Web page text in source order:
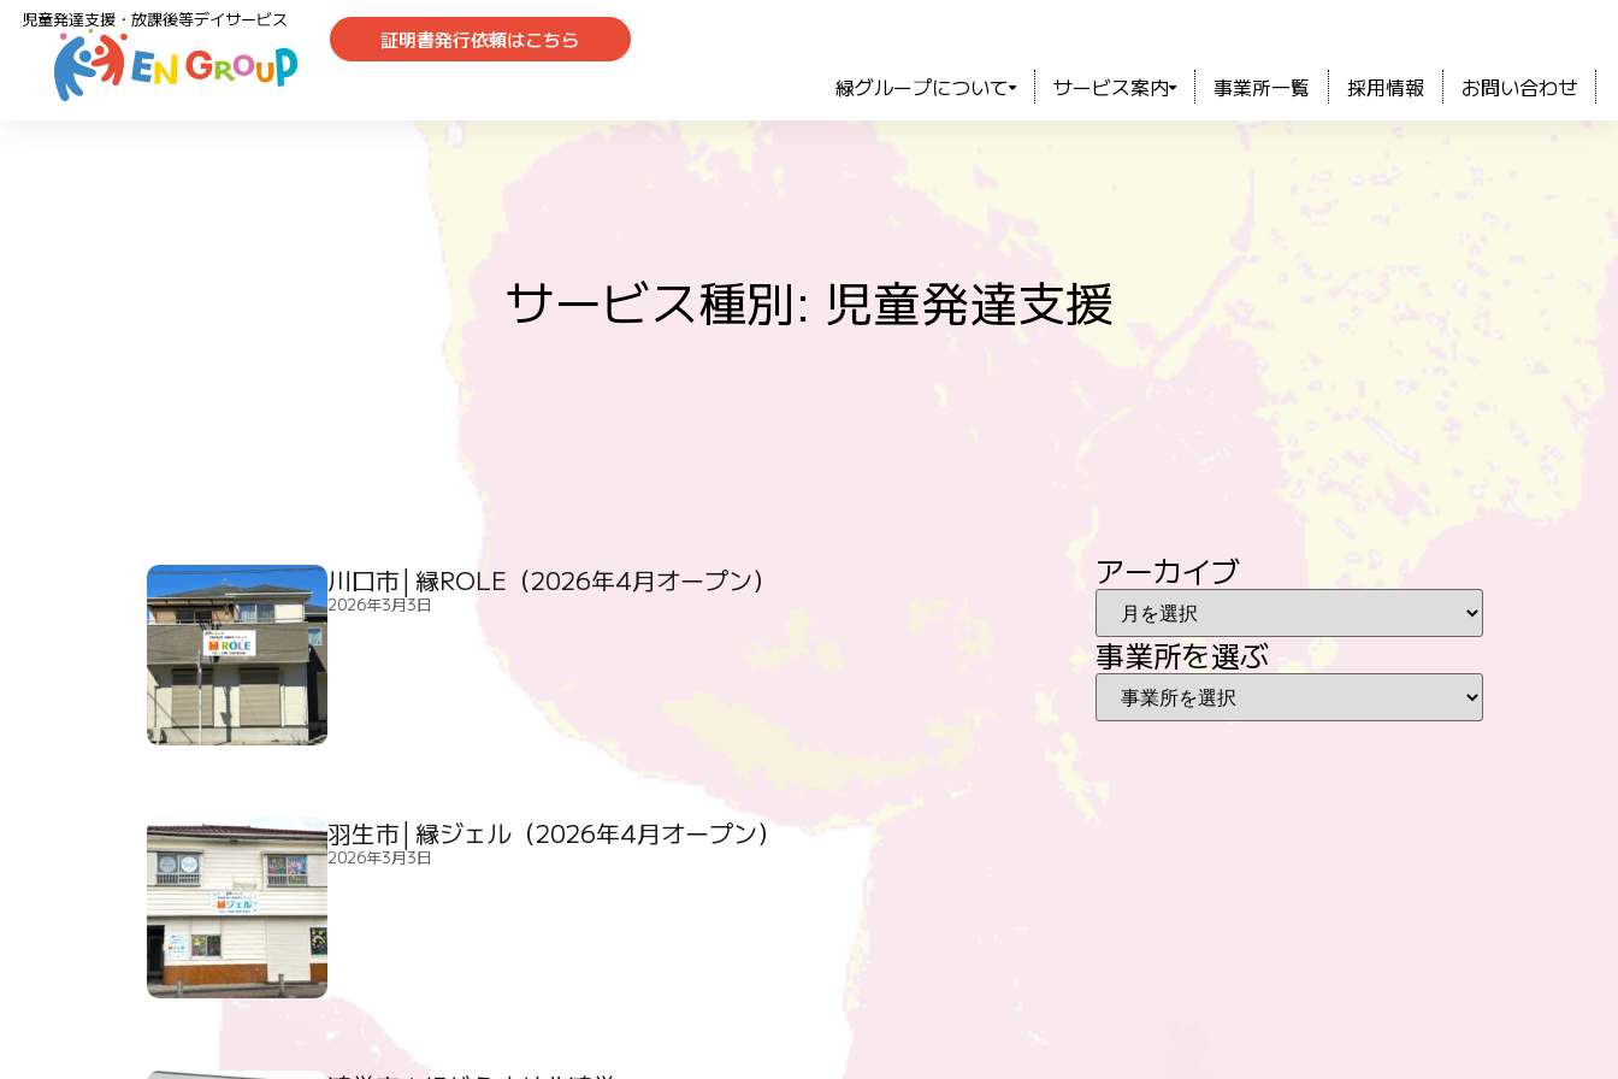
児童発達支援・放課後等デイサービス
証明書発行依頼はこちら
緑グループについて サービス案内 事業所一覧 採用情報 お問い合わせ
サービス種別: 児童発達支援
川口市│縁ROLE（2026年4月オープン）
2026年3月3日
羽生市│縁ジェル（2026年4月オープン）
2026年3月3日
アーカイブ
事業所を選ぶ